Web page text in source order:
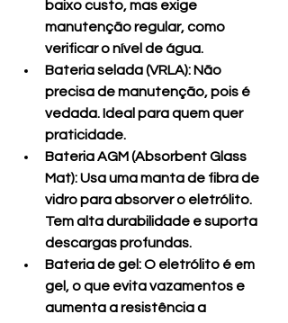
baixo custo, mas exige
manutenção regular, como
verificar o nível de água.
Bateria selada (VRLA): Não
precisa de manutenção, pois é
vedada. Ideal para quem quer
praticidade.
Bateria AGM (Absorbent Glass
Mat): Usa uma manta de fibra de
vidro para absorver o eletrólito.
Tem alta durabilidade e suporta
descargas profundas.
Bateria de gel: O eletrólito é em
gel, o que evita vazamentos e
aumenta a resistência a